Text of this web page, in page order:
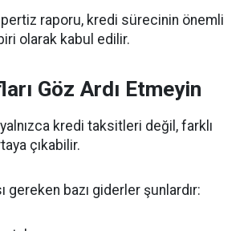
raporu, kredi sürecinin önemli
olarak kabul edilir.
Göz Ardı Etmeyin
yalnızca kredi taksitleri değil, farklı
çıkabilir.
gereken bazı giderler şunlardır: